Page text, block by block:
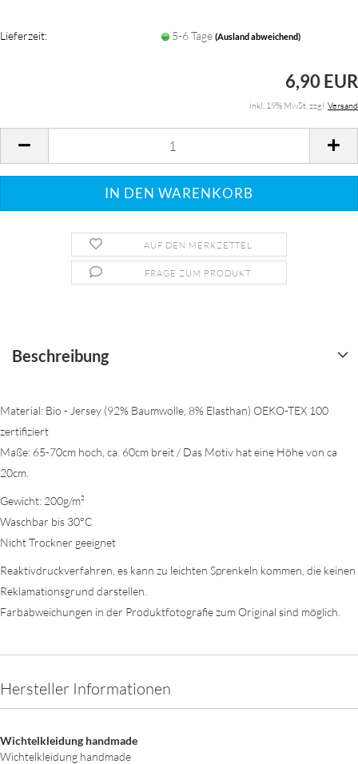
Lieferzeit: 5-6 Tage (Ausland abweichend)
6,90 EUR
inkl. 19% MwSt. zzgl.Versand
AUF DEN MERKZETTEL
FRAGE ZUM PRODUKT
Beschreibung
Material: Bio - Jersey (92% Baumwolle, 8% Elasthan) OEKO-TEX 100
zertifiziert
Maße: 65-70cm hoch, ca. 60cm breit / Das Motiv hat eine Höhe von ca
20cm.
Gewicht: 200g/m²
Waschbar bis 30°C
Nicht Trockner geeignet
Reaktivdruckverfahren, es kann zu leichten Sprenkeln kommen, die keinen
Reklamationsgrund darstellen.
Farbabweichungen in der Produktfotografie zum Original sind möglich.
Hersteller Informationen
Wichtelkleidung handmade
Wichtelkleidung handmade